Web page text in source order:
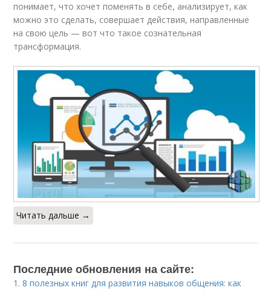
понимает, что хочет поменять в себе, анализирует, как
можно это сделать, совершает действия, направленные
на свою цель — вот что такое сознательная
трансформация.
Читать дальше →
Последние обновления на сайте:
1.8 полезных книг для развития навыков общения: как